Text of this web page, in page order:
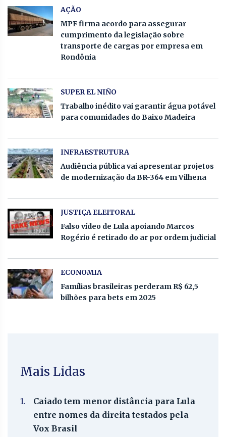
AÇÃO
MPF firma acordo para assegurar
cumprimento da legislação sobre
transporte de cargas por empresa em
Rondônia
SUPER EL NIÑO
Trabalho inédito vai garantir água potável
para comunidades do Baixo Madeira
INFRAESTRUTURA
Audiência pública vai apresentar projetos
de modernização da BR-364 em Vilhena
JUSTIÇA ELEITORAL
Falso vídeo de Lula apoiando Marcos
Rogério é retirado do ar por ordem judicial
ECONOMIA
Famílias brasileiras perderam R$ 62,5
bilhões para bets em 2025
Mais Lidas
1.
Caiado tem menor distância para Lula
entre nomes da direita testados pela
Vox Brasil